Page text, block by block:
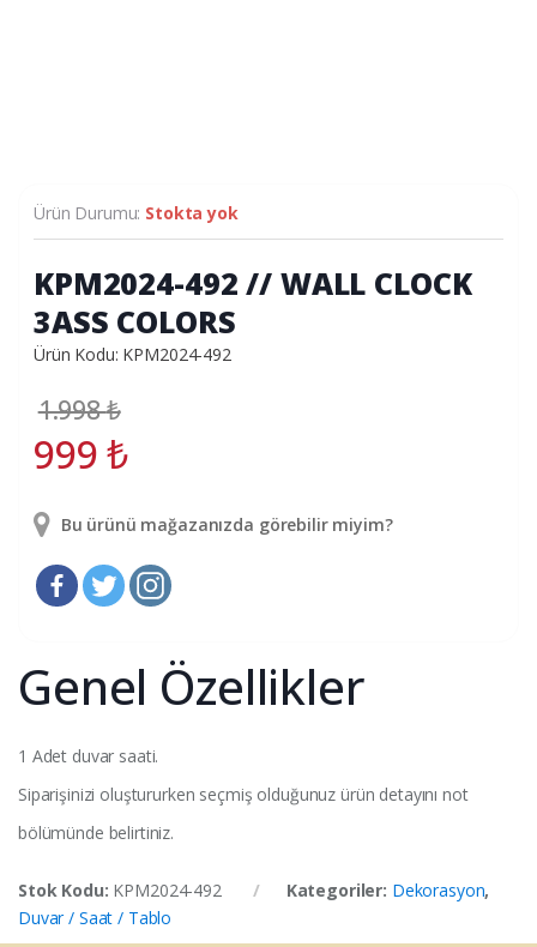
Ürün Durumu: Stokta yok
KPM2024-492 // WALL CLOCK
3ASS COLORS
Ürün Kodu: KPM2024-492
1.998₺
999₺
Bu ürünü mağazanızda görebilir miyim?
Genel Özellikler
1 Adet duvar saati.
Siparişinizi oluştururken seçmiş olduğunuz ürün detayını not
bölümünde belirtiniz.
Stok Kodu: KPM2024-492 Kategoriler: Dekorasyon,
Duvar / Saat / Tablo